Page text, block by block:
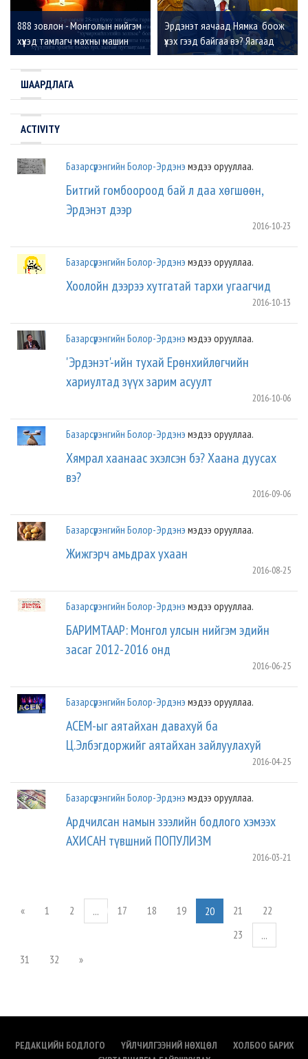
888 зовлон - Монголын нийгэм
хүүхэд тамлагч махны машин
болжээ
Эрдэнэт яачаад Нямка боож
үхэх гээд байгаа вэ? Яагаад
бид хамт боож үхэх ёстой вэ?
ШААРДЛАГА
ACTIVITY
Базарсүрэнгийн Болор-Эрдэнэ мэдээ орууллаа.
Битгий гомбоороод бай л даа хөгшөөн,
Эрдэнэт дээр
2016-10-23
Базарсүрэнгийн Болор-Эрдэнэ мэдээ орууллаа.
Хоолойн дээрээ хутгатай тархи угаагчид
2016-10-13
Базарсүрэнгийн Болор-Эрдэнэ мэдээ орууллаа.
'Эрдэнэт'-ийн тухай Ерөнхийлөгчийн
хариултад зүүх зарим асуулт
2016-10-06
Базарсүрэнгийн Болор-Эрдэнэ мэдээ орууллаа.
Хямрал хаанаас эхэлсэн бэ? Хаана дуусах
вэ?
2016-09-06
Базарсүрэнгийн Болор-Эрдэнэ мэдээ орууллаа.
Жижгэрч амьдрах ухаан
2016-08-25
Базарсүрэнгийн Болор-Эрдэнэ мэдээ орууллаа.
БАРИМТААР: Монгол улсын нийгэм эдийн
засаг 2012-2016 онд
2016-06-25
Базарсүрэнгийн Болор-Эрдэнэ мэдээ орууллаа.
АСЕМ-ыг аятайхан давахуй ба
Ц.Элбэгдоржийг аятайхан зайлуулахуй
2016-04-25
Базарсүрэнгийн Болор-Эрдэнэ мэдээ орууллаа.
Ардчилсан намын зээлийн бодлого хэмээх
АХИСАН түвшний ПОПУЛИЗМ
2016-03-21
« 1 2 ... 17 18 19 20 21
22
23
...
31
32 »
РЕДАКЦИЙН БОДЛОГО ҮЙЛЧИЛГЭЭНИЙ НӨХЦӨЛ
ХОЛБОО БАРИХ